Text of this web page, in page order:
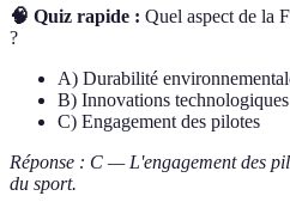
🧠 Quiz rapide : Quel aspect de la
?
A) Durabilité
B) Innovations technologiques
C) Engagement des pilotes
Réponse : C — L'engagement des
du sport.